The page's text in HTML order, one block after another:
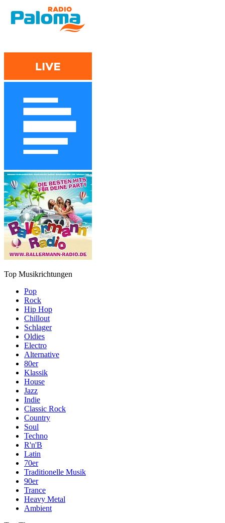
Top Musikrichtungen
Pop
Rock
Hip Hop
Chillout
Schlager
Oldies
Electro
Alternative
80er
Klassik
House
Jazz
Indie
Classic Rock
Country
Soul
Techno
R'n'B
Latin
70er
Traditionelle Musik
90er
Trance
Heavy Metal
Ambient